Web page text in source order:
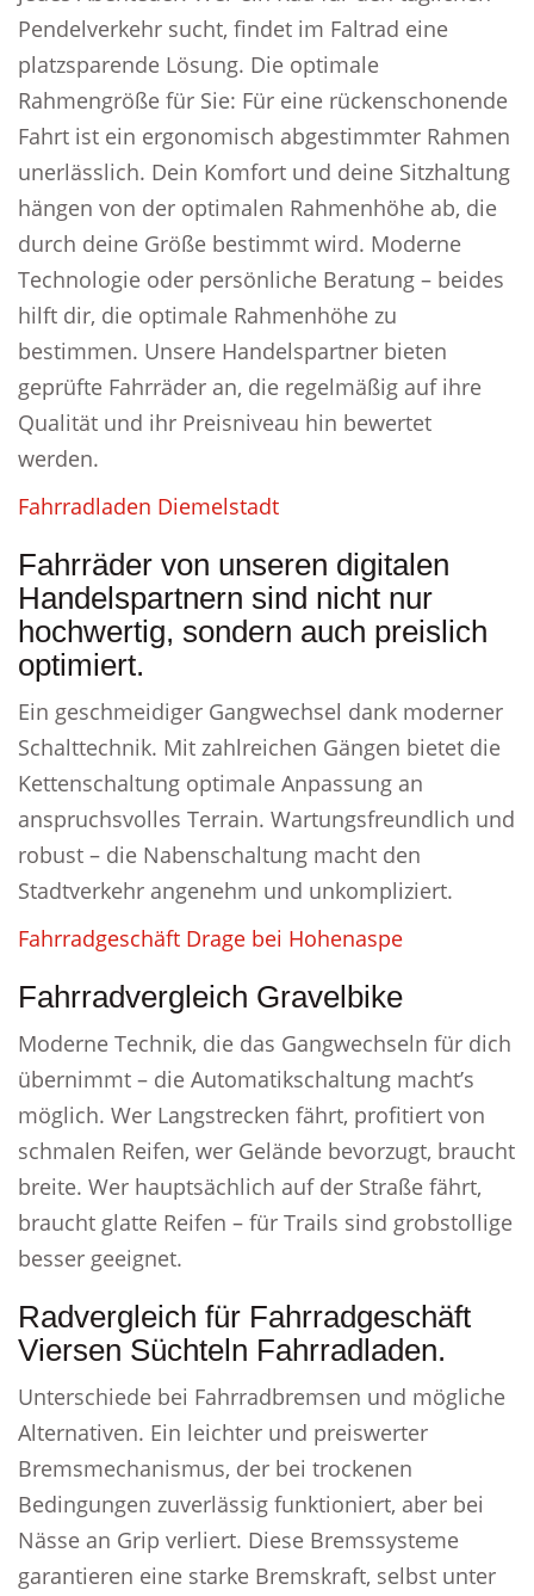
Pendelverkehr sucht, findet im Faltrad eine
platzsparende Lösung. Die optimale
Rahmengröße für Sie: Für eine rückenschonende
Fahrt ist ein ergonomisch abgestimmter Rahmen
unerlässlich. Dein Komfort und deine Sitzhaltung
hängen von der optimalen Rahmenhöhe ab, die
durch deine Größe bestimmt wird. Moderne
Technologie oder persönliche Beratung – beides
hilft dir, die optimale Rahmenhöhe zu
bestimmen. Unsere Handelspartner bieten
geprüfte Fahrräder an, die regelmäßig auf ihre
Qualität und ihr Preisniveau hin bewertet
werden.
Fahrradladen Diemelstadt
Fahrräder von unseren digitalen
Handelspartnern sind nicht nur
hochwertig, sondern auch preislich
optimiert.
Ein geschmeidiger Gangwechsel dank moderner
Schalttechnik. Mit zahlreichen Gängen bietet die
Kettenschaltung optimale Anpassung an
anspruchsvolles Terrain. Wartungsfreundlich und
robust – die Nabenschaltung macht den
Stadtverkehr angenehm und unkompliziert.
Fahrradgeschäft Drage bei Hohenaspe
Fahrradvergleich Gravelbike
Moderne Technik, die das Gangwechseln für dich
übernimmt – die Automatikschaltung macht’s
möglich. Wer Langstrecken fährt, profitiert von
schmalen Reifen, wer Gelände bevorzugt, braucht
breite. Wer hauptsächlich auf der Straße fährt,
braucht glatte Reifen – für Trails sind grobstollige
besser geeignet.
Radvergleich für Fahrradgeschäft
Viersen Süchteln Fahrradladen.
Unterschiede bei Fahrradbremsen und mögliche
Alternativen. Ein leichter und preiswerter
Bremsmechanismus, der bei trockenen
Bedingungen zuverlässig funktioniert, aber bei
Nässe an Grip verliert. Diese Bremssysteme
garantieren eine starke Bremskraft, selbst unter